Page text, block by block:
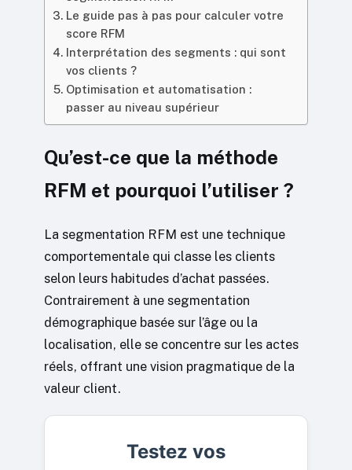
Le guide pas à pas pour calculer votre
score RFM
Interprétation des segments : qui sont
vos clients ?
Optimisation et automatisation :
passer au niveau supérieur
Qu’est-ce que la méthode
RFM et pourquoi l’utiliser ?
La segmentation RFM est une technique
comportementale qui classe les clients
selon leurs habitudes d’achat passées.
Contrairement à une segmentation
démographique basée sur l’âge ou la
localisation, elle se concentre sur les actes
réels, offrant une vision pragmatique de la
valeur client.
Testez vos